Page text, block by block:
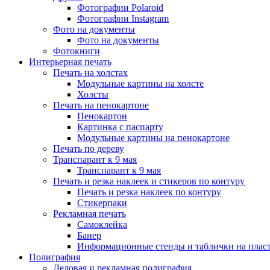
Фотографии Polaroid
Фотографии Instagram
Фото на документы
Фото на документы
Фотокниги
Интерьерная печать
Печать на холстах
Модульные картины на холсте
Холсты
Печать на пенокартоне
Пенокартон
Картинка с паспарту
Модульные картины на пенокартоне
Печать по дереву
Транспарант к 9 мая
Транспарант к 9 мая
Печать и резка наклеек и стикеров по контуру
Печать и резка наклеек по контуру
Стикерпаки
Рекламная печать
Самоклейка
Банер
Информационные стенды и таблички на
Полиграфия
Деловая и рекламная полиграфия